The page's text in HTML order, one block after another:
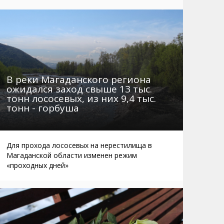
Автобусы Магадан – Аэропорт
Таблица приливов отливов
Не мусорить
Браконьеры
В реки Магаданского региона
ожидался заход свыше 13 тыс.
тонн лососевых, из них 9,4 тыс.
тонн - горбуша
Для прохода лососевых на нерестилища в
Магаданской области изменен режим
«проходных дней»